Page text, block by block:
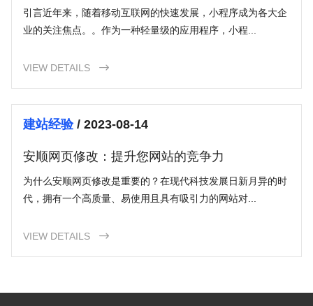
引言近年来，随着移动互联网的快速发展，小程序成为各大企
业的关注焦点。。作为一种轻量级的应用程序，小程...
VIEW DETAILS 
建站经验/ 2023-08-14
安顺网页修改：提升您网站的竞争力
为什么安顺网页修改是重要的？在现代科技发展日新月异的时
代，拥有一个高质量、易使用且具有吸引力的网站对...
VIEW DETAILS 